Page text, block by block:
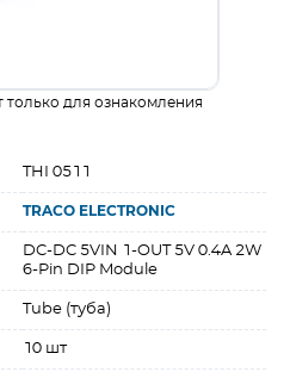
для ознакомления
THI 0511
TRACO ELECTRONIC
DC-DC 5VIN 1-OUT 5V 0.4A 2W
6-Pin DIP Module
Tube (туба)
10 шт